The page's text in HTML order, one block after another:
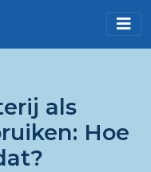
als
Hoe